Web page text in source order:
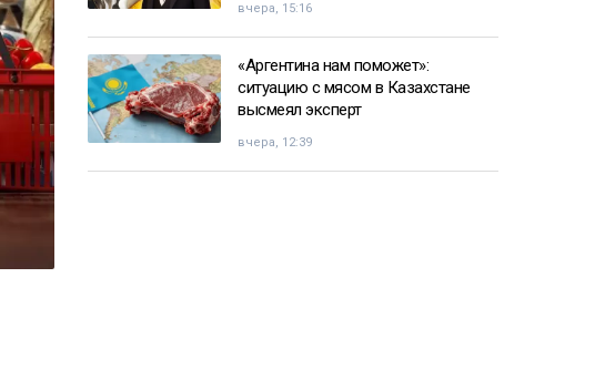
вчера, 15:16
«Аргентина нам поможет»:
ситуацию с мясом в Казахстане
высмеял эксперт
вчера, 12:39